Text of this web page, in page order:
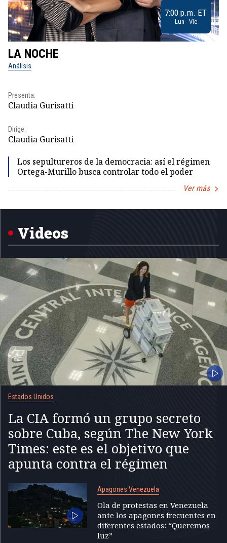
7:00 p.m. ET
Lun - Vie
LA NOCHE
Análisis
Presenta:
Claudia Gurisatti
Dirige:
Claudia Gurisatti
Los sepultureros de la democracia: así el régimen
Ortega-Murillo busca controlar todo el poder
Ver más
Videos
Estados Unidos
La CIA formó un grupo secreto
sobre Cuba, según The New York
Times: este es el objetivo que
apunta contra el régimen
Apagones Venezuela
Ola de protestas en Venezuela
ante los apagones frecuentes en
diferentes estados: “Queremos
luz”